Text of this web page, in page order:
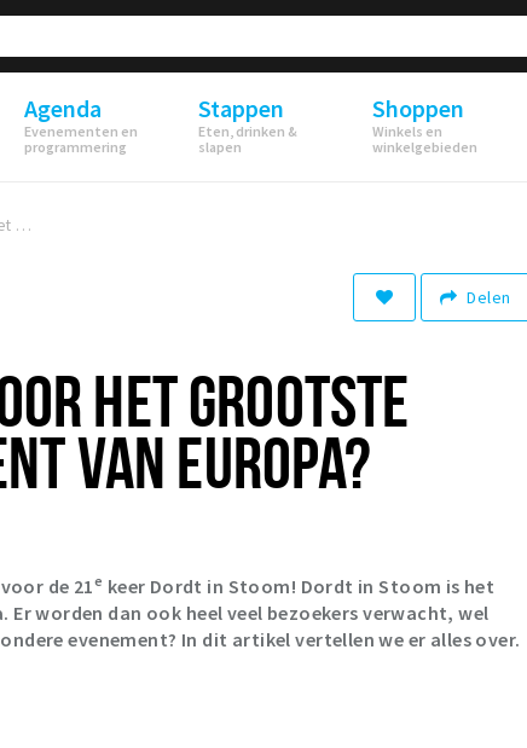
Agenda
Evenementen en
programmering
Stappen
Eten, drinken &
slapen
Shoppen
Winkels en
winkelgebieden
Ben jij klaar voor het grootste stoomevenement van Europa?
Delen
HET GROOTSTE
VAN EUROPA?
de 21e keer Dordt in Stoom! Dordt in Stoom is het
worden dan ook heel veel bezoekers verwacht, wel
evenement? In dit artikel vertellen we er alles over.